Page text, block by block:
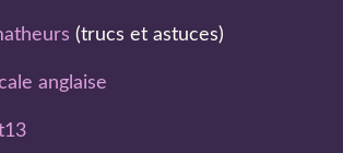
(trucs et astuces)
anglaise